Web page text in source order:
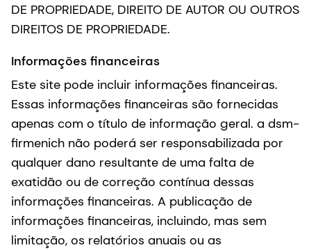
DE PROPRIEDADE, DIREITO DE AUTOR OU OUTROS
DIREITOS DE PROPRIEDADE.
Informações financeiras
Este site pode incluir informações financeiras.
Essas informações financeiras são fornecidas
apenas com o título de informação geral. a dsm-
firmenich não poderá ser responsabilizada por
qualquer dano resultante de uma falta de
exatidão ou de correção contínua dessas
informações financeiras. A publicação de
informações financeiras, incluindo, mas sem
limitação, os relatórios anuais ou as